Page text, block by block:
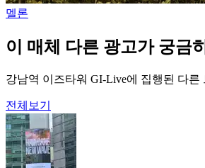
멜론
이 매체 다른 광고가 궁금
강남역 이즈타워 GI-Live에 집행된 다른
전체보기